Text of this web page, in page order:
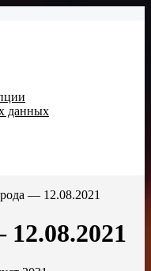
данных
— 12.08.2021